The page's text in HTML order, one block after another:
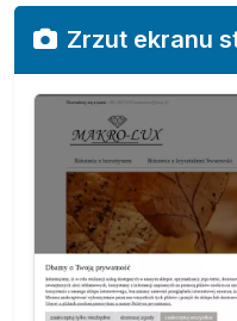
Zrzut ekranu